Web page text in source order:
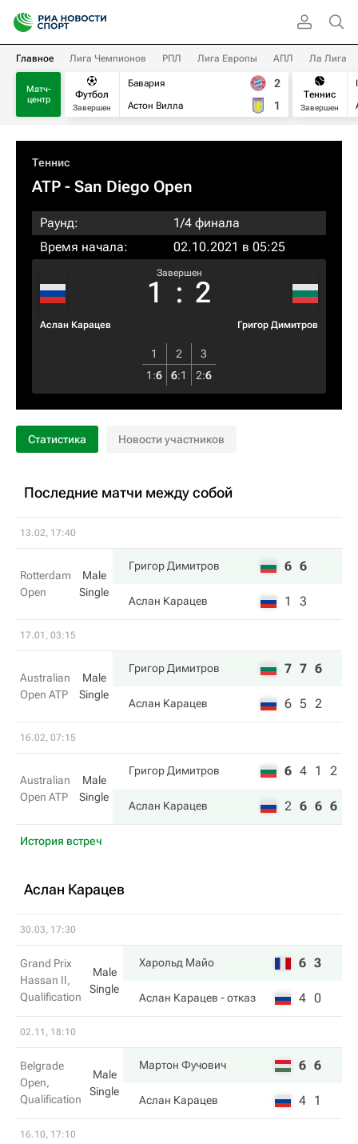
Главное Лига Чемпионов РПЛ Лига Европы АПЛ Ла Лига
Матч-
центр
Футбол
Завершен
Бавария
Астон Вилла
2
1
Теннис
Завершен
Теннис
ATP - San Diego Open
Раунд:
1/4 финала
Время начала:
02.10.2021 в 05:25
Аслан Карацев
Завершен
1 : 2
Григор Димитров
1 2
3
1 :6 6:1 2:6
Статистика Новости участников
Последние матчи между собой
13.02, 17:40
Rotterdam
Open
Male
Single
Григор Димитров 6 6
Аслан Карацев 1 3
17.01, 03:15
Australian
Open ATP
Male
Single
Григор Димитров 7 7 6
Аслан Карацев 6 5 2
16.02, 07:15
Australian
Open ATP
Male
Single
Григор Димитров 6 4 1 2
Аслан Карацев 2 6 6 6
История встреч
Аслан Карацев
30.03, 17:30
Grand Prix
Hassan II,
Qualification
Male
Single
Харольд Майо 6 3
Аслан Карацев - отказ 4 0
02.11, 18:10
Belgrade
Open,
Qualification
Male
Single
Мартон Фучович 6 6
Аслан Карацев 4 1
16.10, 17:10